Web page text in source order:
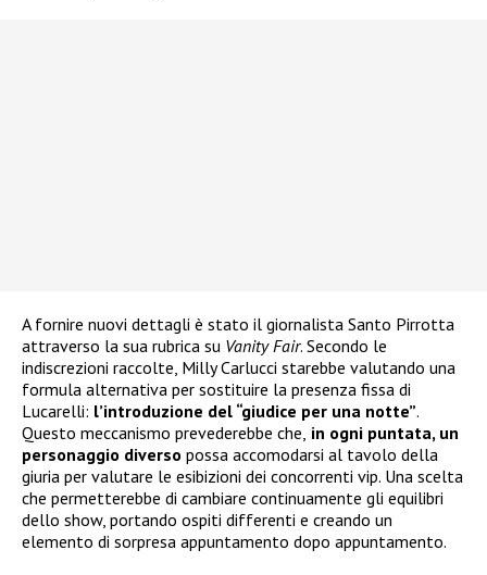
A fornire nuovi dettagli è stato il giornalista Santo Pirrotta
attraverso la sua rubrica su Vanity Fair. Secondo le
indiscrezioni raccolte, Milly Carlucci starebbe valutando una
formula alternativa per sostituire la presenza fissa di
Lucarelli: l’introduzione del “giudice per una notte”.
Questo meccanismo prevederebbe che, in ogni puntata, un
personaggio diverso possa accomodarsi al tavolo della
giuria per valutare le esibizioni dei concorrenti vip. Una scelta
che permetterebbe di cambiare continuamente gli equilibri
dello show, portando ospiti differenti e creando un
elemento di sorpresa appuntamento dopo appuntamento.